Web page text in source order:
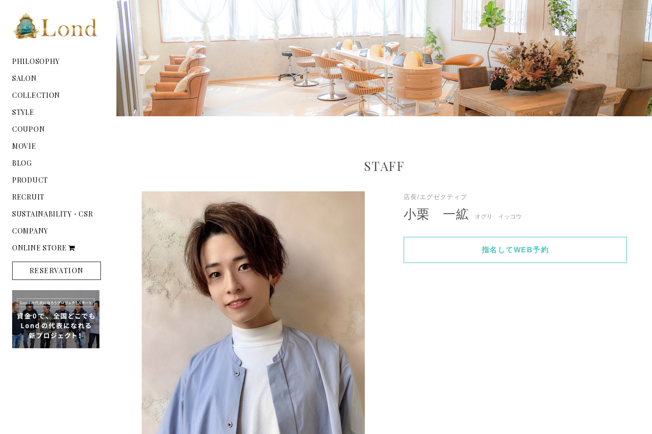
PHILOSOPHY
SALON
COLLECTION
STYLE
COUPON
MOVIE
BLOG
PRODUCT
RECRUIT
SUSTAINABILITY・CSR
COMPANY
ONLINE STORE
RESERVATION
STAFF
店長/エグゼクティブ
小栗 一絋 オグリ イッコウ
指名してWEB予約